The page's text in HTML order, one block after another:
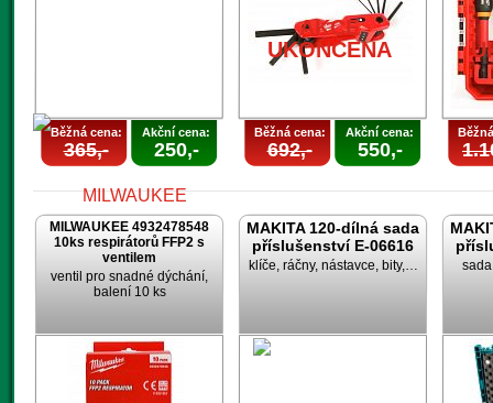
AKCE
UKONČENA
Běžná cena:
365,-
Akční cena:
250,-
AKCE
UKONČENA
Běžná cena:
692,-
Akční cena:
550,-
MILWAUKEE 4932478548
10ks respirátorů FFP2 s
ventilem
ventil pro snadné dýchání,
balení 10 ks
MAKITA 120-dílná sada
příslušenství E-06616
klíče, ráčny, nástavce, bity,…